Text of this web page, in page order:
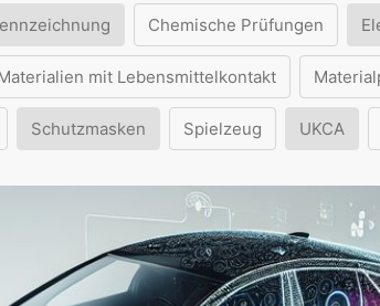
Chemische Prüfungen
mit Lebensmittelkontakt
Schutzmasken Spielzeug UKCA